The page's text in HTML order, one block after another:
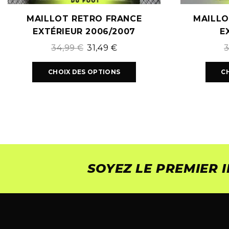
MAILLOT RETRO FRANCE
EXTÉRIEUR 2006/2007
34,99€ 31,49€
CHOIX DES OPTIONS
SOYEZ LE PREMIER